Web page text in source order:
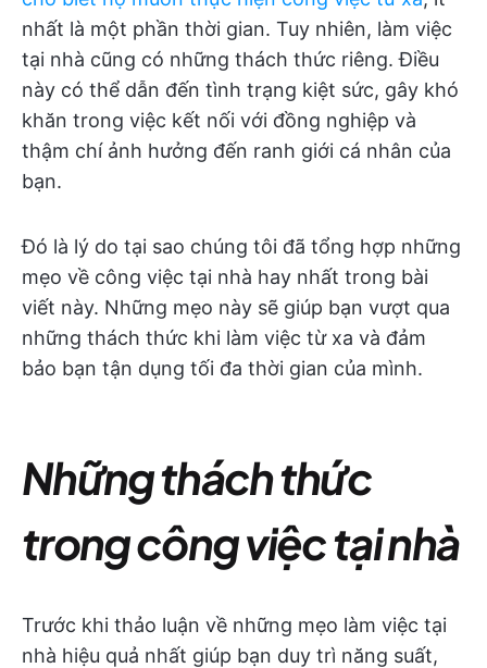
nhất là một phần thời gian. Tuy nhiên, làm việc
tại nhà cũng có những thách thức riêng. Điều
này có thể dẫn đến tình trạng kiệt sức, gây khó
khăn trong việc kết nối với đồng nghiệp và
thậm chí ảnh hưởng đến ranh giới cá nhân của
bạn.
Đó là lý do tại sao chúng tôi đã tổng hợp những
mẹo về công việc tại nhà hay nhất trong bài
viết này. Những mẹo này sẽ giúp bạn vượt qua
những thách thức khi làm việc từ xa và đảm
bảo bạn tận dụng tối đa thời gian của mình.
Những thách thức
trong công việc tại nhà
Trước khi thảo luận về những mẹo làm việc tại
nhà hiệu quả nhất giúp bạn duy trì năng suất,